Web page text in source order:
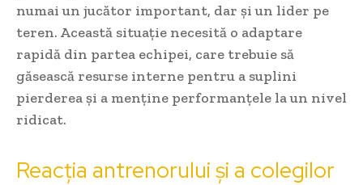
numai un jucător important, dar și un lider pe
teren. Această situație necesită o adaptare
rapidă din partea echipei, care trebuie să
găsească resurse interne pentru a suplini
pierderea și a menține performanțele la un nivel
ridicat.
Reacția antrenorului și a colegilor